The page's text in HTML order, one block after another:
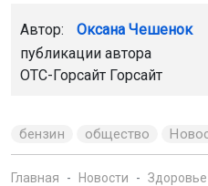
Автор: Оксана Чешенок
публикации автора
ОТС-Горсайт Горсайт
бензин общество
Главная Новости Здоровье